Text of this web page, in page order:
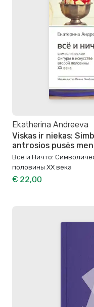
Ekatherina Andreeva
Viskas ir niekas:
antrosios pusės
Всё и Ничто:
половины XX века
€ 22,00